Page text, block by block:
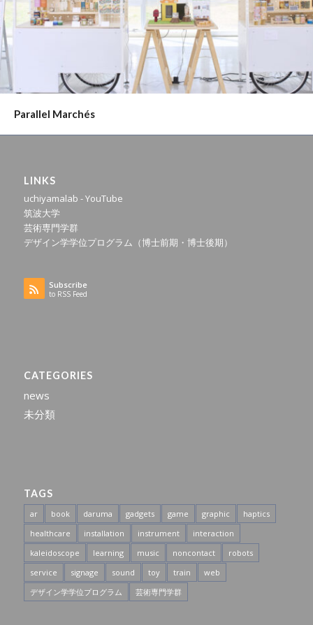
Parallel Marchés
LINKS
uchiyamalab - YouTube
筑波大学
芸術専門学群
デザイン学学位プログラム（博士前期・博士後期）
Subscribe
to RSS Feed
CATEGORIES
news
未分類
TAGS
ar book daruma gadgets game graphic
haptics
healthcare
installation instrument
interaction
kaleidoscope
learning music noncontact
robots
service
signage sound toy train
web
デザイン学学位プログラム
芸術専門学群